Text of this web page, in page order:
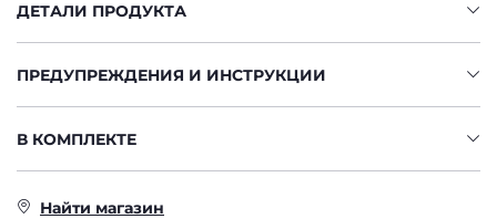
ДЕТАЛИ ПРОДУКТА
ПРЕДУПРЕЖДЕНИЯ И ИНСТРУКЦИИ
В КОМПЛЕКТЕ
Найти магазин